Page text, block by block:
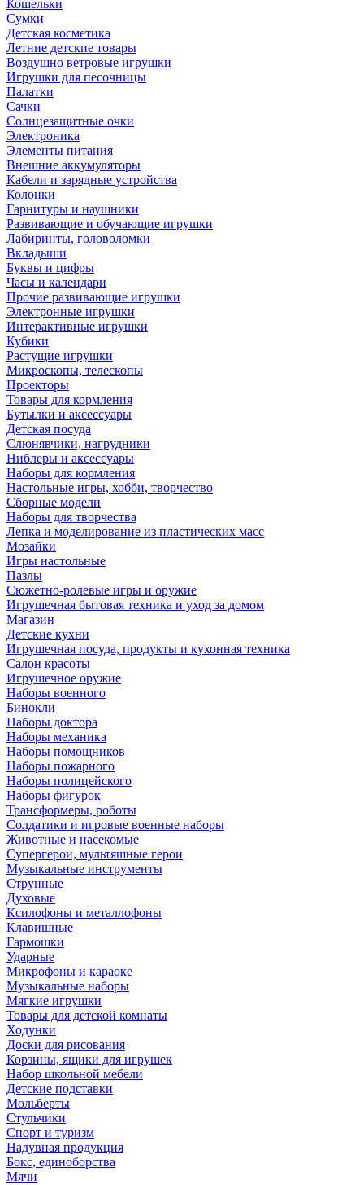
Кошельки
Сумки
Детская косметика
Летние детские товары
Воздушно ветровые игрушки
Игрушки для песочницы
Палатки
Сачки
Солнцезащитные очки
Электроника
Элементы питания
Внешние аккумуляторы
Кабели и зарядные устройства
Колонки
Гарнитуры и наушники
Развивающие и обучающие игрушки
Лабиринты, головоломки
Вкладыши
Буквы и цифры
Часы и календари
Прочие развивающие игрушки
Электронные игрушки
Интерактивные игрушки
Кубики
Растущие игрушки
Микроскопы, телескопы
Проекторы
Товары для кормления
Бутылки и аксессуары
Детская посуда
Слюнявчики, нагрудники
Ниблеры и аксессуары
Наборы для кормления
Настольные игры, хобби, творчество
Сборные модели
Наборы для творчества
Лепка и моделирование из пластических масс
Мозайки
Игры настольные
Пазлы
Сюжетно-ролевые игры и оружие
Игрушечная бытовая техника и уход за домом
Магазин
Детские кухни
Игрушечная посуда, продукты и кухонная техника
Салон красоты
Игрушечное оружие
Наборы военного
Бинокли
Наборы доктора
Наборы механика
Наборы помощников
Наборы пожарного
Наборы полицейского
Наборы фигурок
Трансформеры, роботы
Солдатики и игровые военные наборы
Животные и насекомые
Супергерои, мультяшные герои
Музыкальные инструменты
Струнные
Духовые
Ксилофоны и металлофоны
Клавишные
Гармошки
Ударные
Микрофоны и караоке
Музыкальные наборы
Мягкие игрушки
Товары для детской комнаты
Ходунки
Доски для рисования
Корзины, ящики для игрушек
Набор школьной мебели
Детские подставки
Мольберты
Стульчики
Спорт и туризм
Надувная продукция
Бокс, единоборства
Мячи